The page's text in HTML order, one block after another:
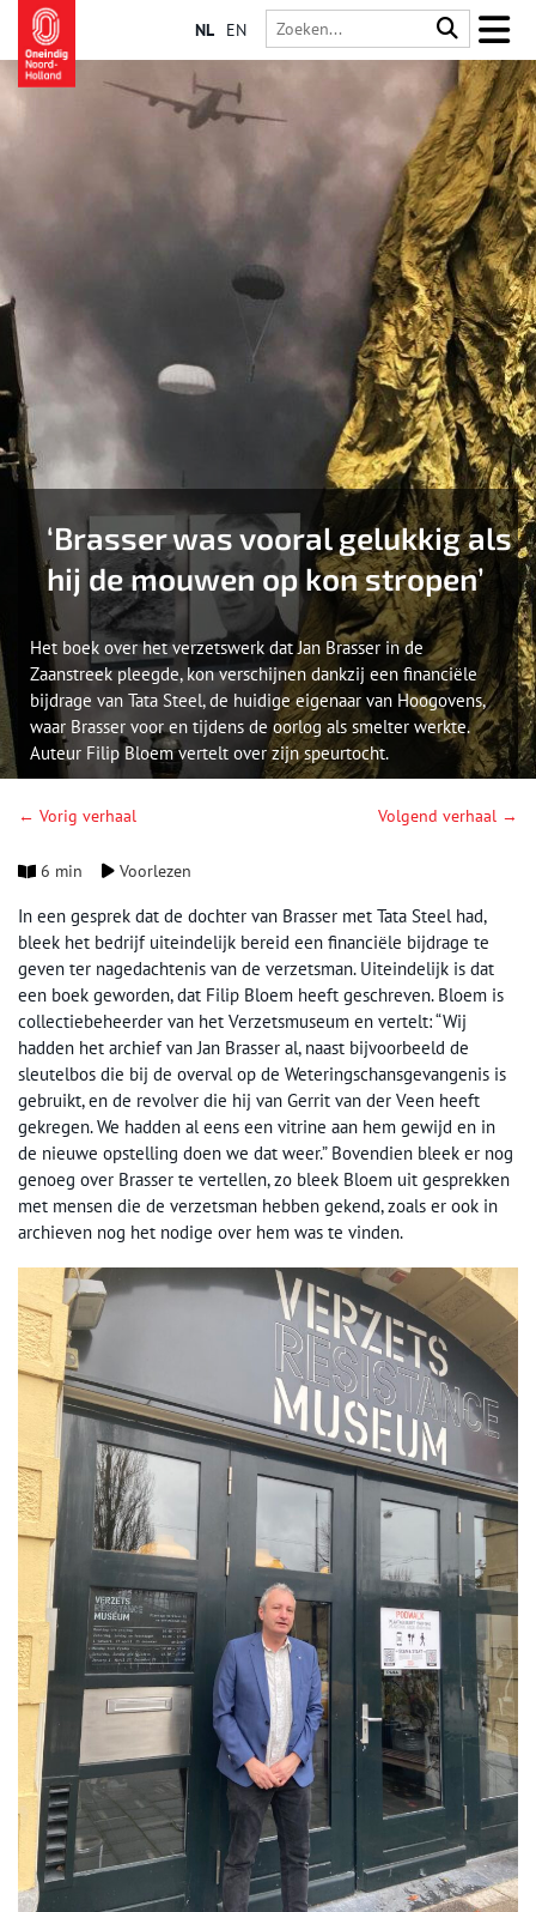
NL EN
‘Brasser was vooral gelukkig als
hij de mouwen op kon stropen’
Het boek over het verzetswerk dat Jan Brasser in de
Zaanstreek pleegde, kon verschijnen dankzij een financiële
bijdrage van Tata Steel, de huidige eigenaar van Hoogovens,
waar Brasser voor en tijdens de oorlog als smelter werkte.
Auteur Filip Bloem vertelt over zijn speurtocht.
← Vorig verhaal Volgend verhaal →
6 min Voorlezen
In een gesprek dat de dochter van Brasser met Tata Steel had,
bleek het bedrijf uiteindelijk bereid een financiële bijdrage te
geven ter nagedachtenis van de verzetsman. Uiteindelijk is dat
een boek geworden, dat Filip Bloem heeft geschreven. Bloem is
collectiebeheerder van het Verzetsmuseum en vertelt: “Wij
hadden het archief van Jan Brasser al, naast bijvoorbeeld de
sleutelbos die bij de overval op de Weteringschansgevangenis is
gebruikt, en de revolver die hij van Gerrit van der Veen heeft
gekregen. We hadden al eens een vitrine aan hem gewijd en in
de nieuwe opstelling doen we dat weer.” Bovendien bleek er nog
genoeg over Brasser te vertellen, zo bleek Bloem uit gesprekken
met mensen die de verzetsman hebben gekend, zoals er ook in
archieven nog het nodige over hem was te vinden.